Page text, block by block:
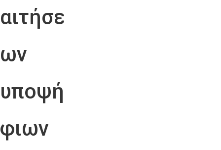
αιτήσε
ων
υποψή
φιων